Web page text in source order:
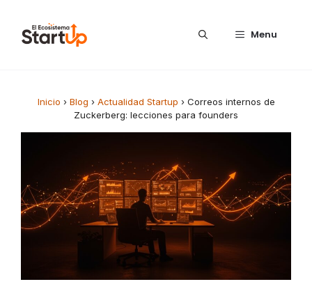
Menu
Inicio › Blog › Actualidad Startup › Correos internos de
Zuckerberg: lecciones para founders